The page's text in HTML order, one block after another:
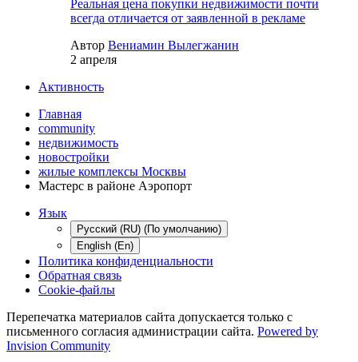
Реальная цена покупки недвижимости почти
всегда отличается от заявленной в рекламе
Автор Вениамин Вылегжанин
2 апреля
Активность
Главная
community
недвижимость
новостройки
жилые комплексы Москвы
Мастерс в районе Аэропорт
Язык
Русский (RU) (По умолчанию)
English (En)
Политика конфиденциальности
Обратная связь
Cookie-файлы
Перепечатка материалов сайта допускается только с
письменного согласия администрации сайта. Powered by
Invision Community